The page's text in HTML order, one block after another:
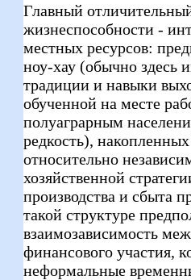
Главный
жизнеспособности -
местных ресурсов:
ноу-хау (обычно здесь
традиции и навыки
обученной на месте
полуаграрным
редкость),
относительно
хозяйственной
производства и сбыта
такой структуре
взаимозависимость
финансового участия,
неформальные